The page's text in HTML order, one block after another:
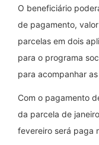
O beneficiário
de pagamento,
parcelas em dois
para o programa
para acompanhar
Com o pagamento
da parcela de
fevereiro será paga